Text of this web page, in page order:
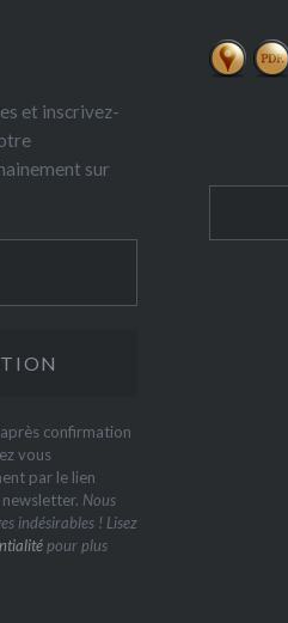
et inscrivez-
sur
confirmation
vous
par le lien
Nous
indésirables ! Lisez
pour plus